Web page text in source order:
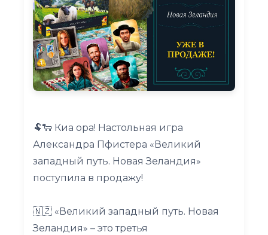
🐏🐑 Киа ора! Настольная игра
Александра Пфистера «Великий
западный путь. Новая Зеландия»
поступила в продажу!
🇳🇿 «Великий западный путь. Новая
Зеландия» – это третья